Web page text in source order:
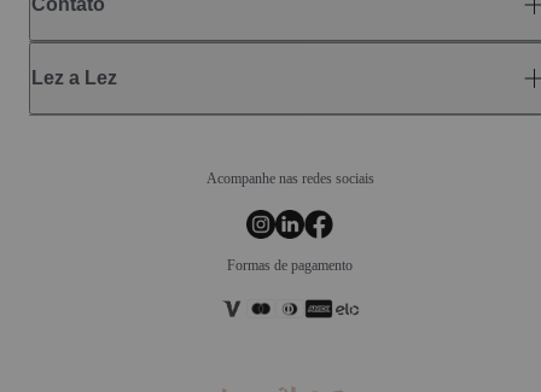
Lez a Lez
Acompanhe nas redes sociais
Formas de pagamento